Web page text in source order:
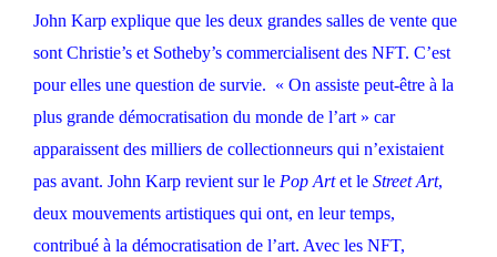
John Karp explique que les deux grandes salles de vente que
sont Christie’s et Sotheby’s commercialisent des NFT. C’est
pour elles une question de survie. « On assiste peut-être à la
plus grande démocratisation du monde de l’art » car
apparaissent des milliers de collectionneurs qui n’existaient
pas avant. John Karp revient sur le Pop Artet le Street Art,
deux mouvements artistiques qui ont, en leur temps,
contribué à la démocratisation de l’art. Avec les NFT,